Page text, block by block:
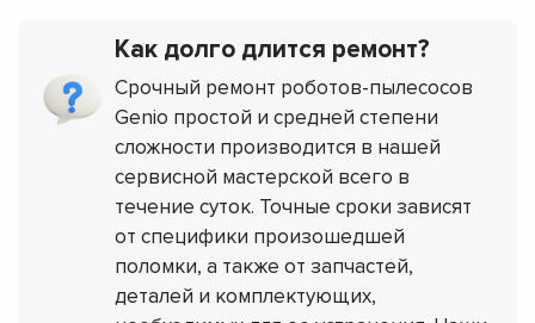
Как долго длится ремонт?
Срочный ремонт роботов-пылесосов
Genio простой и средней степени
сложности производится в нашей
сервисной мастерской всего в
течение суток. Точные сроки зависят
от специфики произошедшей
поломки, а также от запчастей,
деталей и комплектующих,